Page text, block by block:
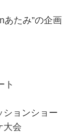
あたみ”の企画
ト
ョンショー
大会